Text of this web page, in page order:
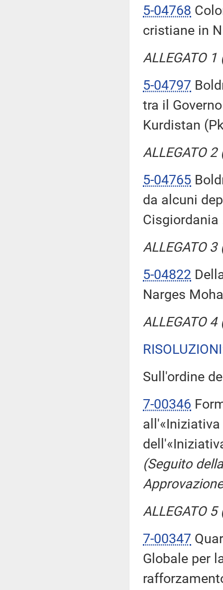
5-04768
cristiane in
ALLEGATO
5-04797
tra il
Kurdistan
ALLEGATO
5-04765
da alcuni
ALLEGATO
5-04822
Narges
ALLEGATO
Sull'ordine
7-00346
(Seguito
ALLEGATO
7-00347
Globale per